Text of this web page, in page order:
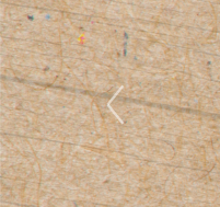
previous